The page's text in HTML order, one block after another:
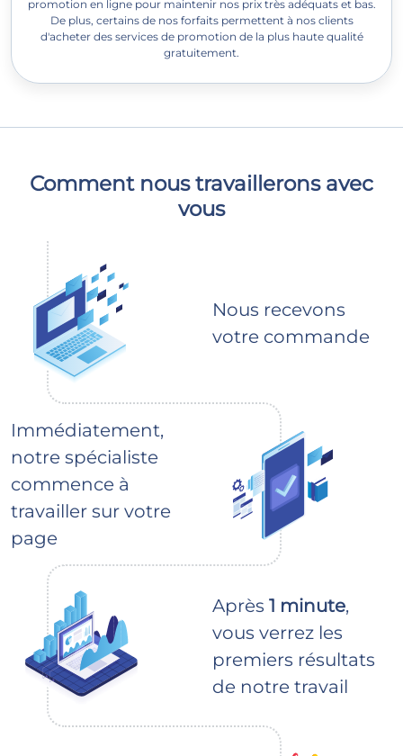
promotion en ligne pour maintenir nos prix très adéquats et bas.
De plus, certains de nos forfaits permettent à nos clients
d'acheter des services de promotion de la plus haute qualité
gratuitement.
Comment nous travaillerons avec
vous
Nous recevons
votre commande
Immédiatement,
notre spécialiste
commence à
travailler sur votre
page
Après 1 minute,
vous verrez les
premiers résultats
de notre travail